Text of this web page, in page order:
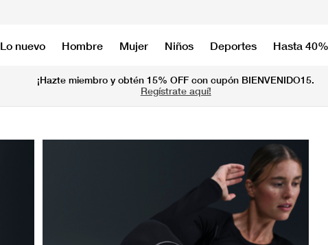
Lo nuevo Hombre Mujer Niños Deportes Hasta
¡Hazte miembro y obtén 15% OFF con cupón BIENVENIDO15.
Regístrate aquí!